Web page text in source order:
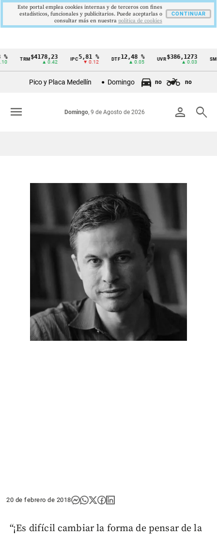
Cintillo
Colombia
TRM$4178,23
▲ 0.42
5,81 %
▼ 0.12
DTF12,48 %
▲ 0.05
UVR$386,1273
▲ 0.03
Pico y Placa Medellín Domingo no no
person search
Domingo, 9 de Agosto de 2026
menu
20 de febrero de 2018
“¡Es difícil cambiar la forma de pensar de la
Este portal emplea cookies internas y de terceros con fines
estadísticos, funcionales y publicitarios. Puede aceptarlas o
consultar más en nuestra politica de cookies
CONTINUAR